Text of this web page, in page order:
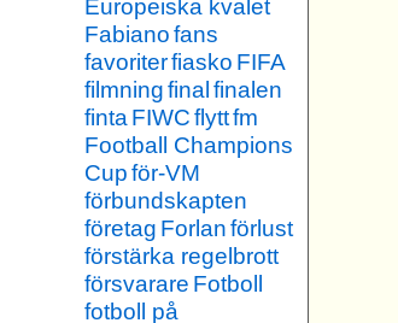
Europeiska kvalet
Fabianofans
favoriterfiasko FIFA
filmningfinalfinalen
finta FIWCflyttfm
Football Champions
Cupför-VM
förbundskapten
företag Forlanförlust
förstärka regelbrott
försvarare Fotboll
fotboll på